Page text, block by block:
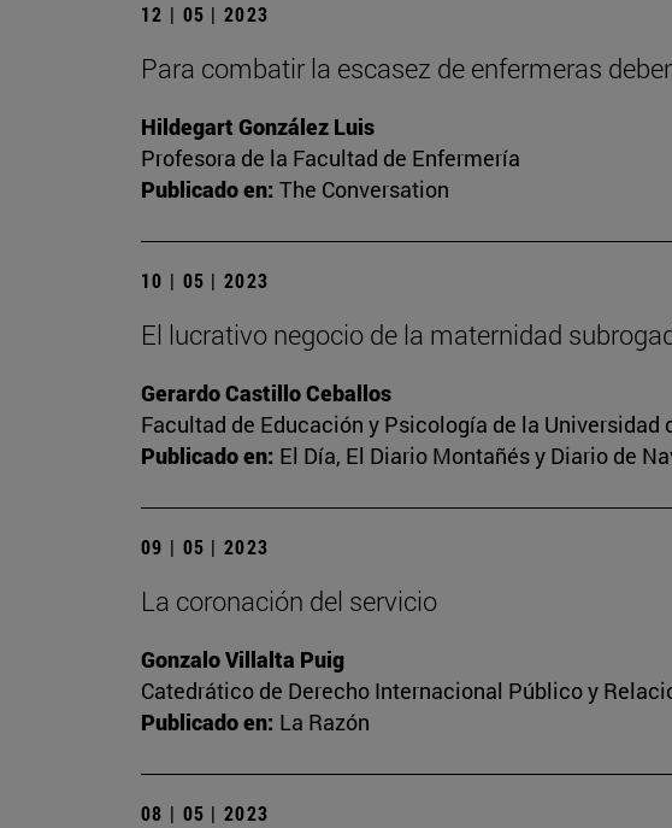
12 | 05 | 2023
Para combatir la escasez de enfermeras
Hildegart González Luis
Profesora de la Facultad de Enfermería
Publicado en: The Conversation
10 | 05 | 2023
El lucrativo negocio de la maternidad
Gerardo Castillo Ceballos
Facultad de Educación y Psicología de la Universidad
Publicado en: El Día, El Diario Montañés y Diario de
09 | 05 | 2023
La coronación del servicio
Gonzalo Villalta Puig
Catedrático de Derecho Internacional Público y
Publicado en: La Razón
08 | 05 | 2023